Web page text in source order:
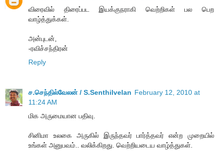
விரைவில் திரைப்பட இயக்குநராகி வெற்றிகள் பல பெற
வாழ்த்துக்கள்.
அன்புடன்,
-ரவிச்சந்திரன்
Reply
ச.செந்தில்வேலன் / S.Senthilvelan February 12, 2010 at
11:24 AM
மிக அருமையான பதிவு.
சினிமா உலகை அருகில் இருந்தவர் பார்த்தவர் என்ற முறையில்
உங்கள் அனுபவம்.. வலிக்கிறது. வெற்றியடைய வாழ்த்துகள்.